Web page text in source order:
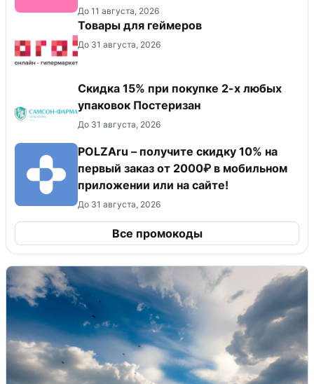
До 11 августа, 2026
Товары для геймеров
До 31 августа, 2026
Скидка 15% при покупке 2-х любых
упаковок Постеризан
До 31 августа, 2026
POLZAru – получите скидку 10% на
первый заказ от 2000₽ в мобильном
приложении или на сайте!
До 31 августа, 2026
Все промокоды